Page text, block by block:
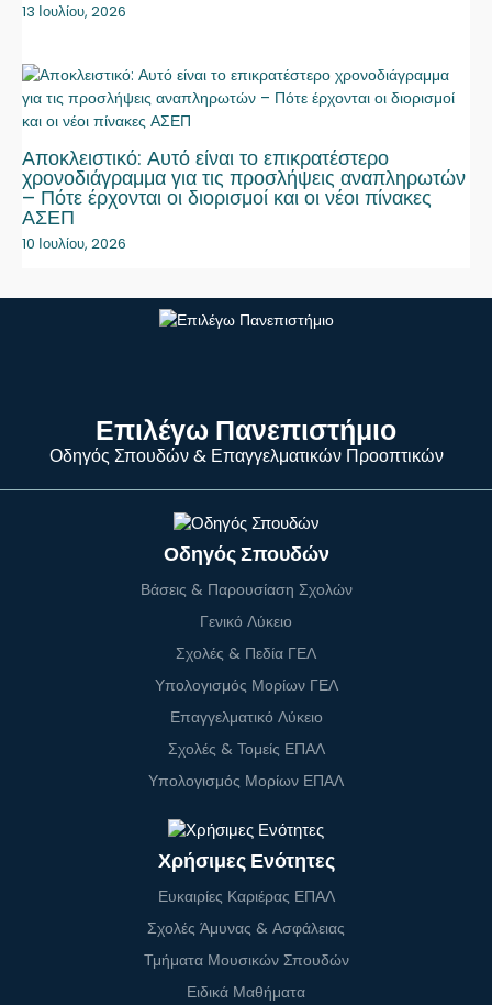
13 Ιουλίου, 2026
Αποκλειστικό: Αυτό είναι το επικρατέστερο
χρονοδιάγραμμα για τις προσλήψεις αναπληρωτών
– Πότε έρχονται οι διορισμοί και οι νέοι πίνακες
ΑΣΕΠ
10 Ιουλίου, 2026
Επιλέγω Πανεπιστήμιο
Οδηγός Σπουδών & Επαγγελματικών Προοπτικών
Οδηγός Σπουδών
Βάσεις & Παρουσίαση Σχολών
Γενικό Λύκειο
Σχολές & Πεδία ΓΕΛ
Υπολογισμός Μορίων ΓΕΛ
Επαγγελματικό Λύκειο
Σχολές & Τομείς ΕΠΑΛ
Υπολογισμός Μορίων ΕΠΑΛ
Χρήσιμες Ενότητες
Ευκαιρίες Καριέρας ΕΠΑΛ
Σχολές Άμυνας & Ασφάλειας
Τμήματα Μουσικών Σπουδών
Ειδικά Μαθήματα